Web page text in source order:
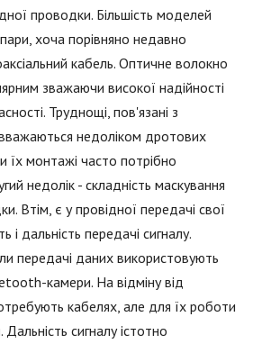
проводки. Більшість моделей
хоча порівняно недавно
кабель. Оптичне волокно
зважаючи високої надійності
Труднощі, пов'язані з
недоліком дротових
їх монтажі часто потрібно
недолік - складність маскування
Втім, є у провідної передачі свої
і дальність передачі сигналу.
передачі даних використовують
камери. На відміну від
кабелях, але для їх роботи
сигналу істотно